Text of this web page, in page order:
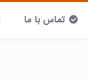
تماس با ما